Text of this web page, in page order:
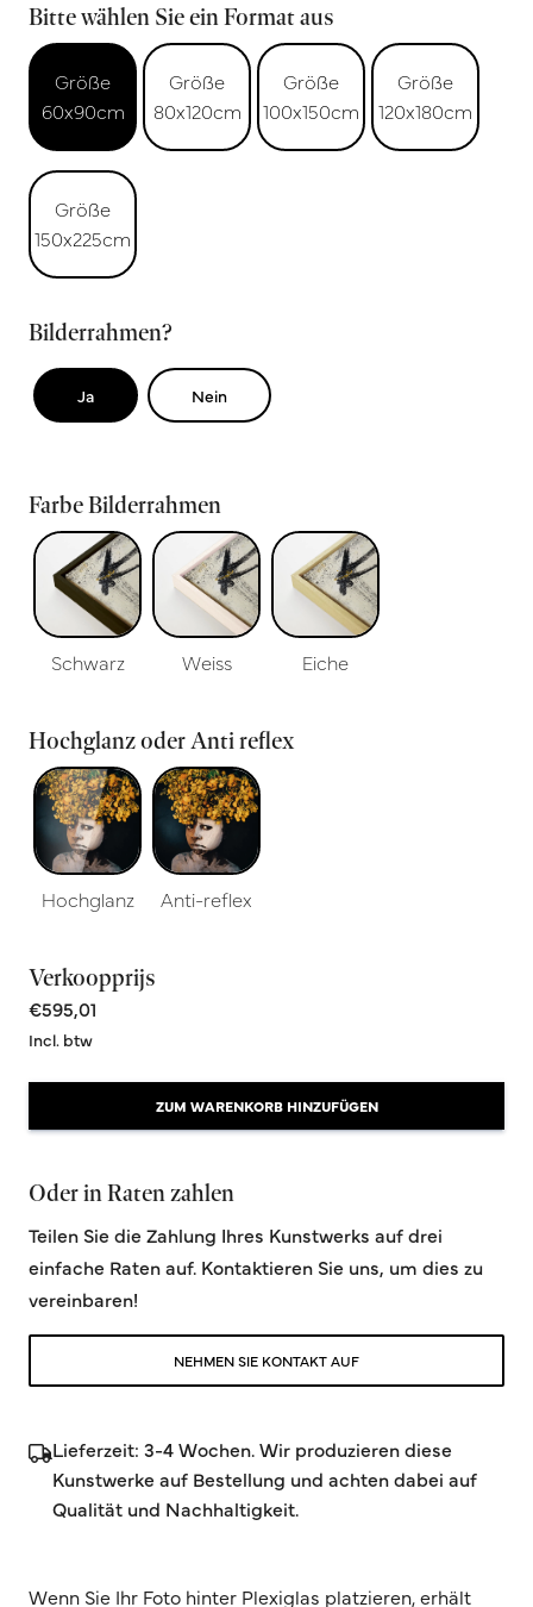
Bitte wählen Sie ein Format aus
Größe
60x90cm
Größe
80x120cm
Größe
100x150cm
Größe
120x180cm
Größe
150x225cm
Bilderrahmen?
Ja Nein
Farbe Bilderrahmen
Schwarz Weiss Eiche
Hochglanz oder Anti reflex
Hochglanz Anti-reflex
Verkoopprijs
€595,01
Incl. btw
ZUM WARENKORB HINZUFÜGEN
Oder in Raten zahlen
Teilen Sie die Zahlung Ihres Kunstwerks auf drei
einfache Raten auf. Kontaktieren Sie uns, um dies zu
vereinbaren!
NEHMEN SIE KONTAKT AUF
Lieferzeit: 3-4 Wochen. Wir produzieren diese
Kunstwerke auf Bestellung und achten dabei auf
Qualität und Nachhaltigkeit.
Wenn Sie Ihr Foto hinter Plexiglas platzieren, erhält